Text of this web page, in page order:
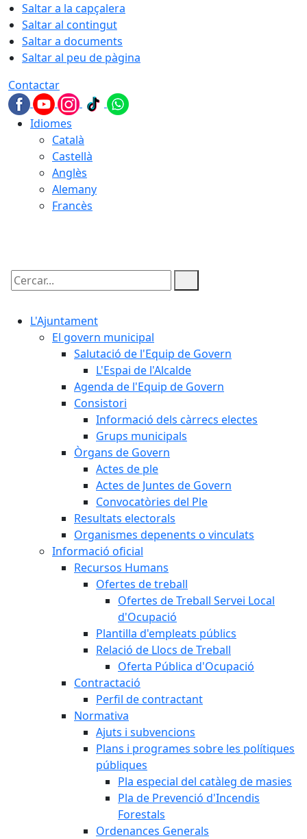
Saltar a la capçalera
Saltar al contingut
Saltar a documents
Saltar al peu de pàgina
Contactar
Idiomes
Català
Castellà
Anglès
Alemany
Francès
Cercar:
L'Ajuntament
El govern municipal
Salutació de l'Equip de Govern
L'Espai de l'Alcalde
Agenda de l'Equip de Govern
Consistori
Informació dels càrrecs electes
Grups municipals
Òrgans de Govern
Actes de ple
Actes de Juntes de Govern
Convocatòries del Ple
Resultats electorals
Organismes depenents o vinculats
Informació oficial
Recursos Humans
Ofertes de treball
Ofertes de Treball Servei Local
d'Ocupació
Plantilla d'empleats públics
Relació de Llocs de Treball
Oferta Pública d'Ocupació
Contractació
Perfil de contractant
Normativa
Ajuts i subvencions
Plans i programes sobre les polítiques
públiques
Pla especial del catàleg de masies
Pla de Prevenció d'Incendis
Forestals
Ordenances Generals